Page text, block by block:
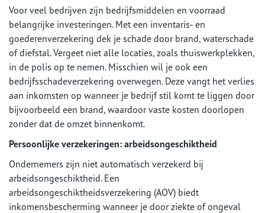
Voor veel bedrijven zijn bedrijfsmiddelen en voorraad
belangrijke investeringen. Met een inventaris- en
goederenverzekering dek je schade door brand, waterschade
of diefstal. Vergeet niet alle locaties, zoals thuiswerkplekken,
in de polis op te nemen. Misschien wil je ook een
bedrijfsschadeverzekering overwegen. Deze vangt het verlies
aan inkomsten op wanneer je bedrijf stil komt te liggen door
bijvoorbeeld een brand, waardoor vaste kosten doorlopen
zonder dat de omzet binnenkomt.
Persoonlijke verzekeringen: arbeidsongeschiktheid
Ondernemers zijn niet automatisch verzekerd bij
arbeidsongeschiktheid. Een
arbeidsongeschiktheidsverzekering (AOV) biedt
inkomensbescherming wanneer je door ziekte of ongeval